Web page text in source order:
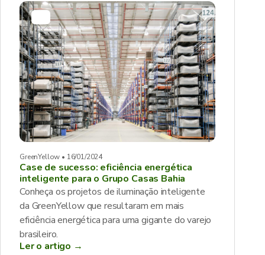
GreenYellow • 16/01/2024
Case de sucesso: eficiência energética
inteligente para o Grupo Casas Bahia
Conheça os projetos de iluminação inteligente
da GreenYellow que resultaram em mais
eficiência energética para uma gigante do varejo
brasileiro.
Ler o artigo →